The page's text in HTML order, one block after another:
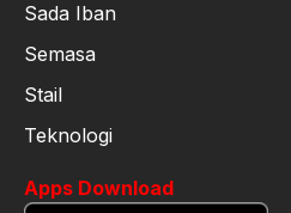
Sada Iban
Semasa
Stail
Teknologi
Apps Download